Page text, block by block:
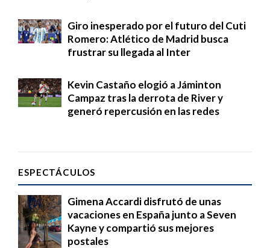
Giro inesperado por el futuro del Cuti
Romero: Atlético de Madrid busca
frustrar su llegada al Inter
Kevin Castaño elogió a Jáminton
Campaz tras la derrota de River y
generó repercusión en las redes
ESPECTÁCULOS
Gimena Accardi disfrutó de unas
vacaciones en España junto a Seven
Kayne y compartió sus mejores
postales